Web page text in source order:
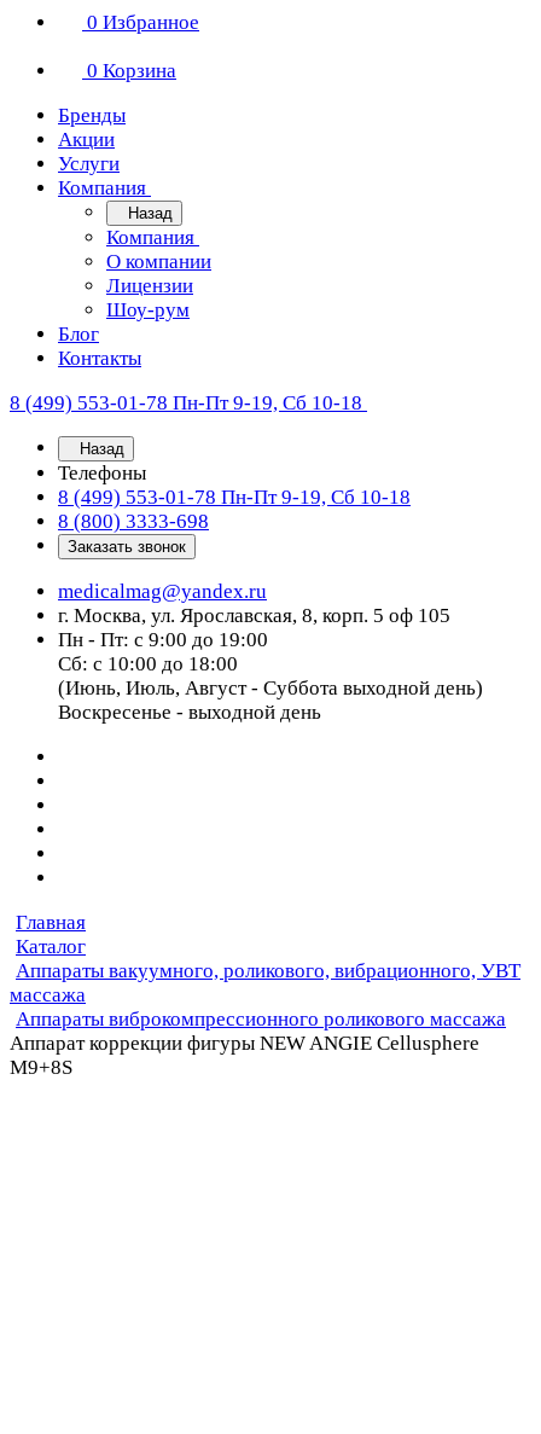
0 Избранное
0 Корзина
Бренды
Акции
Услуги
Компания
Назад
Компания
О компании
Лицензии
Шоу-рум
Блог
Контакты
8 (499) 553-01-78 Пн-Пт 9-19, Сб 10-18
Назад
Телефоны
8 (499) 553-01-78 Пн-Пт 9-19, Сб 10-18
8 (800) 3333-698
Заказать звонок
medicalmag@yandex.ru
г. Москва, ул. Ярославская, 8, корп. 5 оф 105
Пн - Пт: с 9:00 до 19:00
Сб: с 10:00 до 18:00
(Июнь, Июль, Август - Суббота выходной день)
Воскресенье - выходной день
Главная
Каталог
Аппараты вакуумного, роликового, вибрационного, УВТ
массажа
Аппараты виброкомпрессионного роликового массажа
Аппарат коррекции фигуры NEW ANGIE Cellusphere
M9+8S